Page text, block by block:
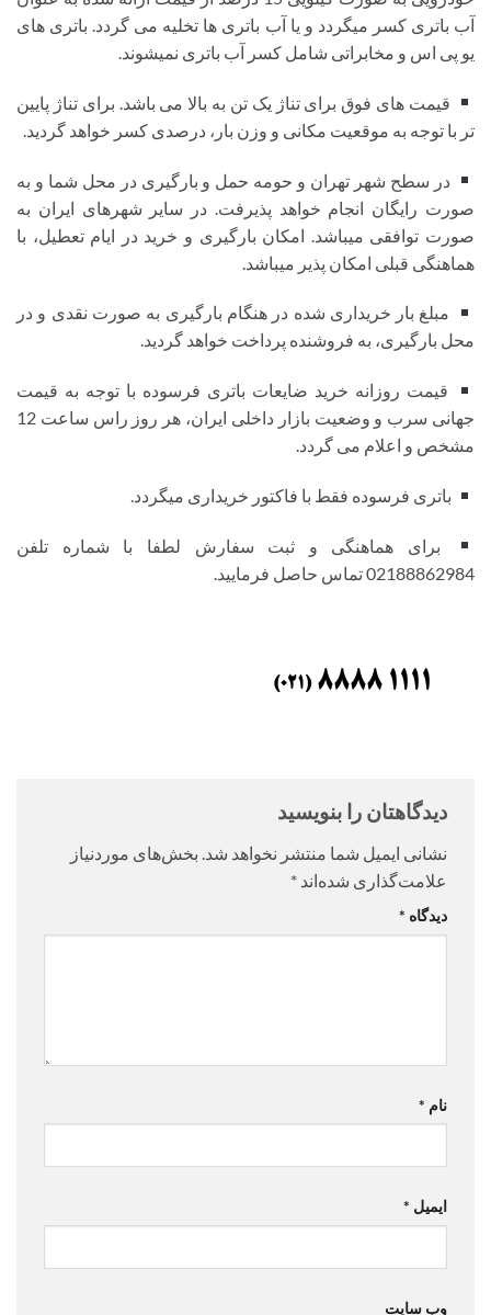
آب باتری کسر میگردد و یا آب باتری ها تخلیه می گردد. باتری های
یو پی اس و مخابراتی شامل کسر آب باتری نمیشوند.
قیمت های فوق برای تناژ یک تن به بالا می باشد. برای تناژ پایین
تر با توجه به موقعیت مکانی و وزن بار، درصدی کسر خواهد گردید.
در سطح شهر تهران و حومه حمل و بارگیری در محل شما و به
صورت رایگان انجام خواهد پذیرفت. در سایر شهرهای ایران به
صورت توافقی میباشد. امکان بارگیری و خرید در ایام تعطیل، با
هماهنگی قبلی امکان پذیر میباشد.
مبلغ بار خریداری شده در هنگام بارگیری به صورت نقدی و در
محل بارگیری، به فروشنده پرداخت خواهد گردید.
قیمت روزانه خرید ضایعات باتری فرسوده با توجه به قیمت
جهانی سرب و وضعیت بازار داخلی ایران، هر روز راس ساعت 12
مشخص و اعلام می گردد.
باتری فرسوده فقط با فاکتور خریداری میگردد.
برای هماهنگی و ثبت سفارش لطفا با شماره تلفن
02188862984 تماس حاصل فرمایید.
دیدگاهتان را بنویسید
نشانی ایمیل شما منتشر نخواهد شد. بخش‌های موردنیاز
علامت‌گذاری شده‌اند *
دیدگاه *
نام *
ایمیل *
وب‌ سایت